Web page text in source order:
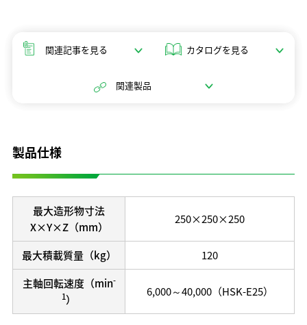
統合レポート2025
沿革
開発理念
関連記事を見る カタログを見る
関連製品
製品仕様
最大造形物寸法
X×Y×Z（mm）
250×250×250
最大積載質量（kg）
120
主軸回転速度（min-
1）
6,000～40,000（HSK-E25）